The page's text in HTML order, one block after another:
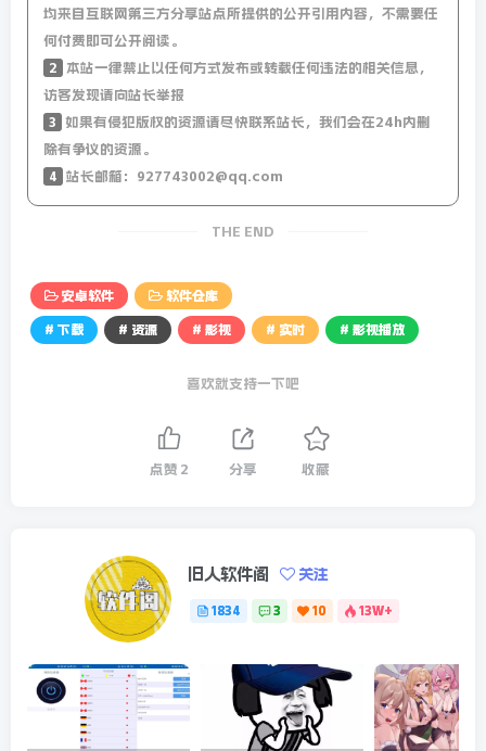
均来自互联网第三方分享站点所提供的公开引用内容，不需要任
何付费即可公开阅读。
2
本站一律禁止以任何方式发布或转载任何违法的相关信息，
访客发现请向站长举报
3
如果有侵犯版权的资源请尽快联系站长，我们会在24h内删
除有争议的资源。
4 站长邮箱：927743002@qq.com
THE END
安卓软件 软件仓库
# 下载 # 资源 # 影视 # 实时 # 影视播放
喜欢就支持一下吧
点赞 2 分享 收藏
旧人软件阁 关注
1834 3 10 13W+